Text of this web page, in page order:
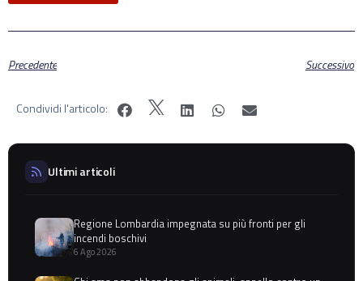
Precedente Successivo
Condividi l'articolo:
Ultimi articoli
Regione Lombardia impegnata su più fronti per gli
incendi boschivi
6 Ago 2026